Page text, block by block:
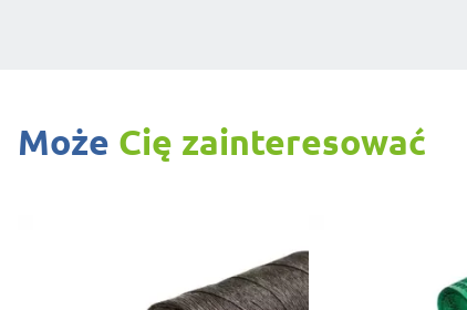
Może Cię zainteresować